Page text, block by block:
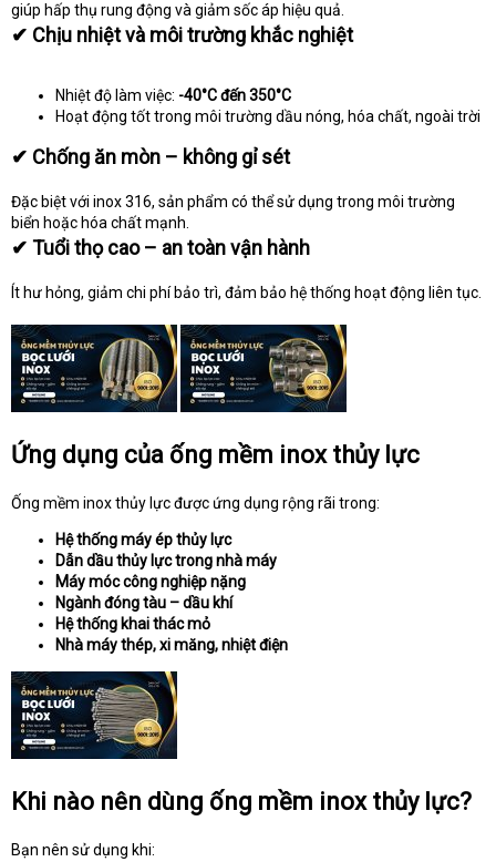
giúp hấp thụ rung động và giảm sốc áp hiệu quả.
✔ Chịu nhiệt và môi trường khắc nghiệt
Nhiệt độ làm việc: -40°C đến 350°C
Hoạt động tốt trong môi trường dầu nóng, hóa chất, ngoài trời
✔ Chống ăn mòn – không gỉ sét
Đặc biệt với inox 316, sản phẩm có thể sử dụng trong môi trường
biển hoặc hóa chất mạnh.
✔ Tuổi thọ cao – an toàn vận hành
Ít hư hỏng, giảm chi phí bảo trì, đảm bảo hệ thống hoạt động liên tục.
Ứng dụng của ống mềm inox thủy lực
Ống mềm inox thủy lực được ứng dụng rộng rãi trong:
Hệ thống máy ép thủy lực
Dẫn dầu thủy lực trong nhà máy
Máy móc công nghiệp nặng
Ngành đóng tàu – dầu khí
Hệ thống khai thác mỏ
Nhà máy thép, xi măng, nhiệt điện
Khi nào nên dùng ống mềm inox thủy lực?
Bạn nên sử dụng khi: